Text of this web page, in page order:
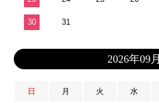
30 31
2026年09月
日 月 火 水